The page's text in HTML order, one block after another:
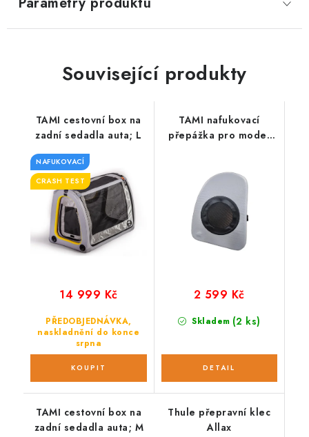
Související produkty
TAMI cestovní box na
zadní sedadla auta; L
NAFUKOVACÍ
CRASH TEST
PŘEDOBJEDNÁVKA,
naskladnění do konce
srpna
14 999 Kč
TAMI nafukovací
přepážka pro model
Skladem (2 ks)
2 599 Kč
TAMI cestovní box na
zadní sedadla auta; M
Thule přepravní klec
Allax